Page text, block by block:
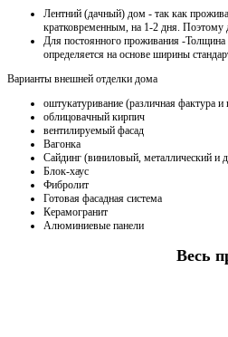
Лентний (дачный) дом - так как
кратковременным, на 1-2 дня. Поэтому
Для постоянного проживания -
определяется на основе ширины
Варианты внешней отделки дома
оштукатуривание (различная фактура и
облицовачный кирпич
вентилируемый фасад
Вагонка
Сайдинг (виниловый, металлический и
Блок-хаус
Фибролит
Готовая фасадная система
Керамогранит
Алюминиевые панели
Весь